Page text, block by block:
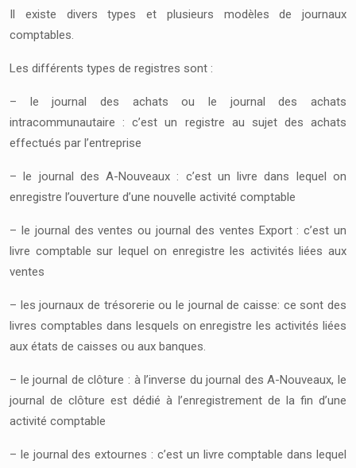
Il existe divers types et plusieurs modèles de journaux
comptables.
Les différents types de registres sont :
– le journal des achats ou le journal des achats
intracommunautaire : c’est un registre au sujet des achats
effectués par l’entreprise
– le journal des A-Nouveaux : c’est un livre dans lequel on
enregistre l’ouverture d’une nouvelle activité comptable
– le journal des ventes ou journal des ventes Export : c’est un
livre comptable sur lequel on enregistre les activités liées aux
ventes
– les journaux de trésorerie ou le journal de caisse: ce sont des
livres comptables dans lesquels on enregistre les activités liées
aux états de caisses ou aux banques.
– le journal de clôture : à l’inverse du journal des A-Nouveaux, le
journal de clôture est dédié à l’enregistrement de la fin d’une
activité comptable
– le journal des extournes : c’est un livre comptable dans lequel